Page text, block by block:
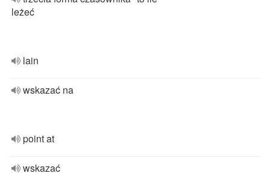
leżeć
lain
wskazać na
point at
wskazać